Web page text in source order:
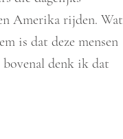
Amerika rijden. Wat
is dat deze mensen
denk ik dat